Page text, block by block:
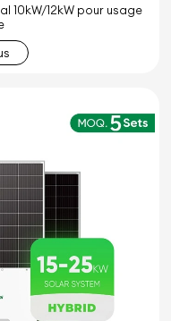
10kW/12kW pour usage